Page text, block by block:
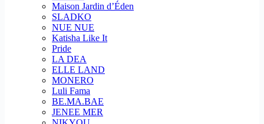
Maison Jardin d’Éden
SLADKO
NUE NUE
Katisha Like It
Pride
LA DEA
ELLE LAND
MONERO
Luli Fama
BE.MA.BAE
JENEE MER